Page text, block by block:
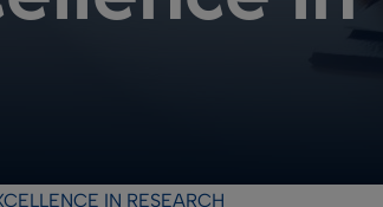
IN RESEARCH